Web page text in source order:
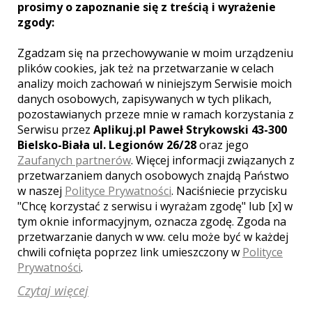
Praca z tą ekipą to sama
przyjemność. Atmosfera jest
swobodna więc zdjęcia
wychodzą bardzo naturalne.
Pełen profesjonalizm i
niesamowicie przyjemna
współpraca. To dla nas zaszczyt
ze te piękne chwile zostały
uwiecznione w tak
wyrafinowany i pełen pasji
sposób. Polecamy
Grzegorz, ślub:2018-11-24
efektem końcowym:) Pełen
prosimy o zapoznanie się z treścią i wyrażenie
zgody:
Zgadzam się na przechowywanie w moim urządzeniu
plików cookies, jak też na przetwarzanie w celach
analizy moich zachowań w niniejszym Serwisie moich
danych osobowych, zapisywanych w tych plikach,
pozostawianych przeze mnie w ramach korzystania z
Serwisu przez Aplikuj.pl Paweł Strykowski 43-300
Bielsko-Biała ul. Legionów 26/28oraz jego
Zaufanych partnerów. Więcej informacji związanych z
przetwarzaniem danych osobowych znajdą Państwo
w naszej Polityce Prywatności. Naciśniecie przycisku
"Chcę korzystać z serwisu i wyrażam zgodę" lub [x] w
tym oknie informacyjnym, oznacza zgodę. Zgoda na
przetwarzanie danych w ww. celu może być w każdej
chwili cofnięta poprzez link umieszczony w Polityce
Prywatności.
Czytaj więcej